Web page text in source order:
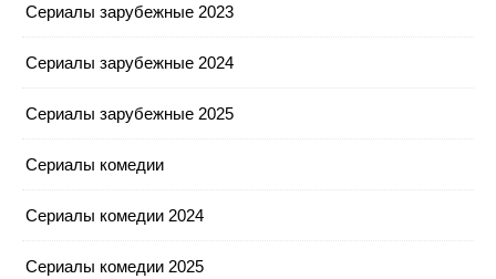
Сериалы зарубежные 2023
Сериалы зарубежные 2024
Сериалы зарубежные 2025
Сериалы комедии
Сериалы комедии 2024
Сериалы комедии 2025